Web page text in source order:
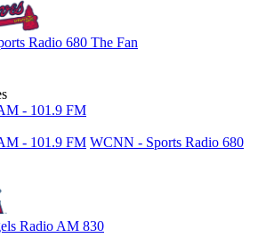
Radio 680 The Fan
- 101.9 FM
- 101.9 FM WCNN - Sports Radio 680
Radio AM 830